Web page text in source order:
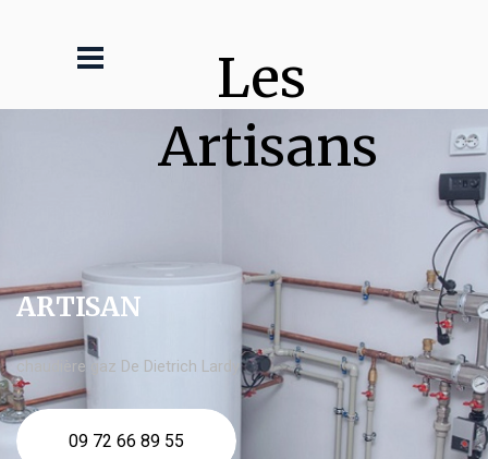
Les
Artisans
ARTISAN
chaudière gaz De Dietrich Lardy
09 72 66 89 55